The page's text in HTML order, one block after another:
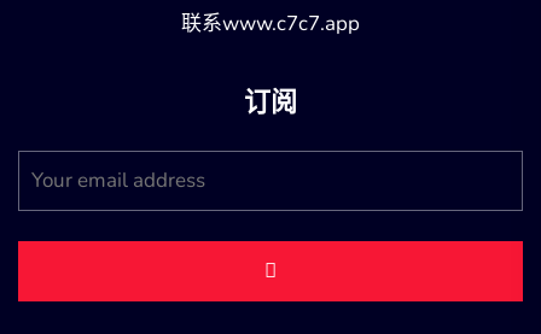
联系www.c7c7.app
订阅